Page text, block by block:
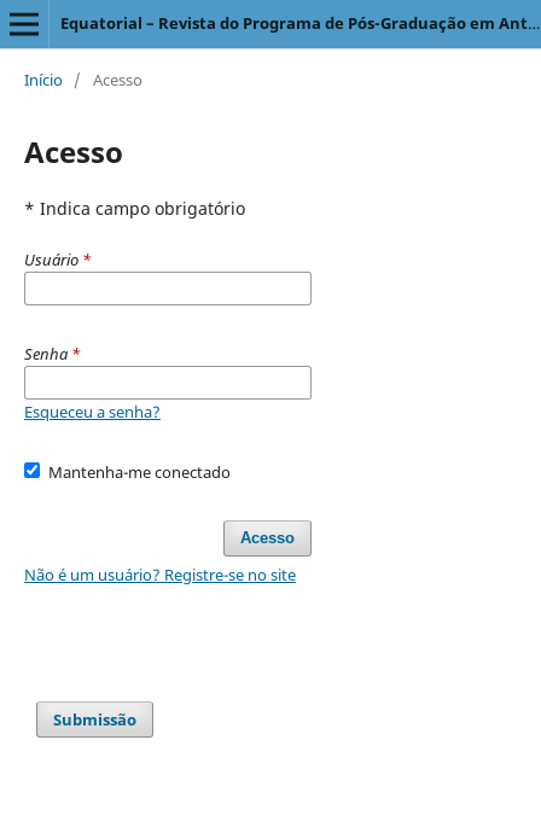
Equatorial – Revista do Programa de Pós-Graduação em Antropologia Social
Início / Acesso
Acesso
* Indica campo obrigatório
Usuário *
Senha *
Esqueceu a senha?
Mantenha-me conectado
Acesso
Não é um usuário? Registre-se no site
Submissão